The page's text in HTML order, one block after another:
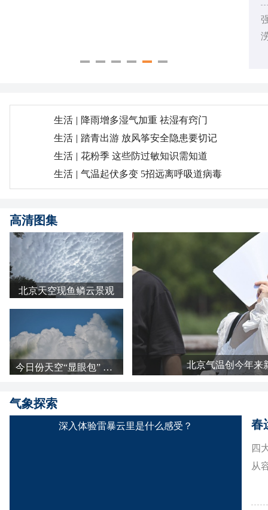
生活 | 降雨增多湿气加重 祛湿有窍门
生活 | 踏青出游 放风筝安全隐患要切记
生活 | 花粉季 这些防过敏知识需知道
生活 | 气温起伏多变 5招远离呼吸道病毒
高清图集
北京天空现鱼鳞云景观
今日份天空“显眼包” 北京浓积云强势抢镜 北京气温创今年来
气象探索
深入体验雷暴云里是什么感受？ 春
四
从